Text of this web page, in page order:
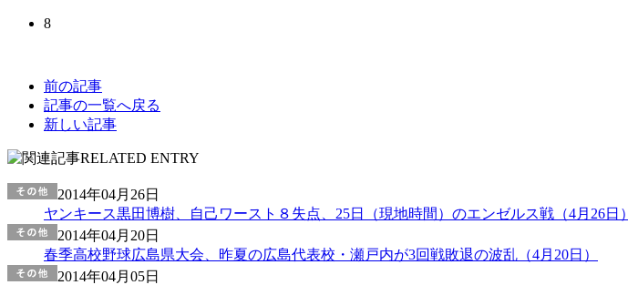
8
前の記事
記事の一覧へ戻る
新しい記事
2014年04月26日
ヤンキース黒田博樹、自己ワースト８失点、25日（現地時間）のエンゼルス戦（4月26日）
2014年04月20日
春季高校野球広島県大会、昨夏の広島代表校・瀬戸内が3回戦敗退の波乱（4月20日）
2014年04月05日